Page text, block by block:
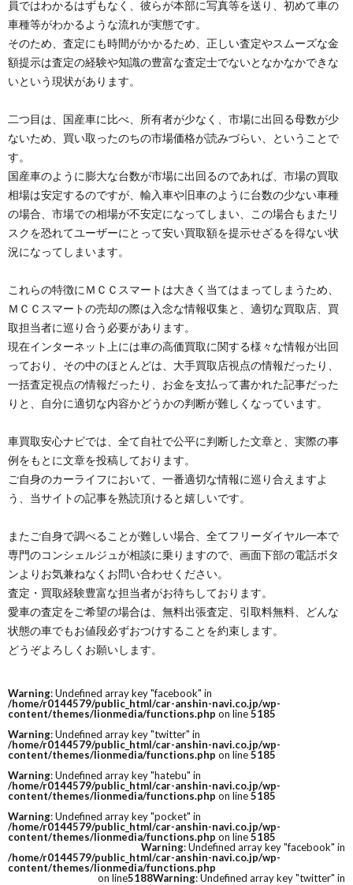
員ではわかるはずもなく、彼らが本部に写真等を送り、初めて車の
車種等がわかるような流れが実態です。
そのため、査定にも時間がかかるため、正しい査定やスムーズな金
額提示は査定の経験や知識の豊富な査定士でないとなかなかできな
いという現状があります。
二つ目は、国産車に比べ、所有者が少なく、市場に出回る母数が少
ないため、買い取ったのちの市場価格が読みづらい、ということで
す。
国産車のように膨大な台数が市場に出回るのであれば、市場の買取
相場は安定するのですが、輸入車や旧車のように台数の少ない車種
の場合、市場での相場が不安定になってしまい、この場合もまたリ
スクを恐れてユーザーにとって安い買取額を提示せざるを得ない状
況になってしまいます。
これらの特徴にＭＣＣスマートは大きく当てはまってしまうため、
ＭＣＣスマートの売却の際は入念な情報収集と、適切な買取店、買
取担当者に巡り合う必要があります。
現在インターネット上には車の高価買取に関する様々な情報が出回
っており、その中のほとんどは、大手買取店視点の情報だったり、
一括査定視点の情報だったり、お金を支払って書かれた記事だった
りと、自分に適切な内容かどうかの判断が難しくなっています。
車買取安心ナビでは、全て自社で公平に判断した文章と、実際の事
例をもとに文章を投稿しております。
ご自身のカーライフにおいて、一番適切な情報に巡り合えますよ
う、当サイトの記事を熟読頂けると嬉しいです。
またご自身で調べることが難しい場合、全てフリーダイヤル一本で
専門のコンシェルジュが相談に乗りますので、画面下部の電話ボタ
ンよりお気兼ねなくお問い合わせください。
査定・買取経験豊富な担当者がお待ちしております。
愛車の査定をご希望の場合は、無料出張査定、引取料無料、どんな
状態の車でもお値段必ずおつけすることを約束します。
どうぞよろしくお願いします。
Warning: Undefined array key "facebook" in
/home/r0144579/public_html/car-anshin-navi.co.jp/wp-
content/themes/lionmedia/functions.php on line5185
Warning: Undefined array key "twitter" in
/home/r0144579/public_html/car-anshin-navi.co.jp/wp-
content/themes/lionmedia/functions.php on line5185
Warning: Undefined array key "hatebu" in
/home/r0144579/public_html/car-anshin-navi.co.jp/wp-
content/themes/lionmedia/functions.php on line5185
Warning: Undefined array key "pocket" in
/home/r0144579/public_html/car-anshin-navi.co.jp/wp-
content/themes/lionmedia/functions.php on line5185
Warning: Undefined array key "facebook" in
/home/r0144579/public_html/car-anshin-navi.co.jp/wp-
content/themes/lionmedia/functions.php
on line5188Warning: Undefined array key "twitter" in